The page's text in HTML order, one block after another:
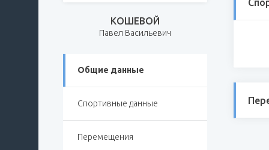
КОШЕВОЙ
Павел Васильевич
Общие данные
Спортивные данные
Перемещения